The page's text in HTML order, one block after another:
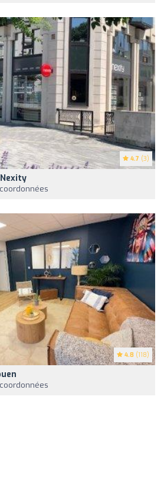
4.7 (3)
4.8 (118)